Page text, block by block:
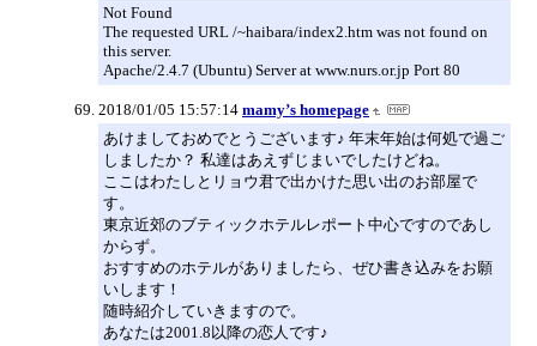
Not Found
The requested URL /~haibara/index2.htm was not found on
this server.
Apache/2.4.7 (Ubuntu) Server at www.nurs.or.jp Port 80
2018/01/05 15:57:14 mamy’s homepage
あけましておめでとうございます♪ 年末年始は何処で過ご
しましたか？ 私達はあえずじまいでしたけどね。
ここはわたしとリョウ君で出かけた思い出のお部屋で
す。
東京近郊のブティックホテルレポート中心ですのであし
からず。
おすすめのホテルがありましたら、ぜひ書き込みをお願
いします！
随時紹介していきますので。
あなたは2001.8以降の恋人です♪